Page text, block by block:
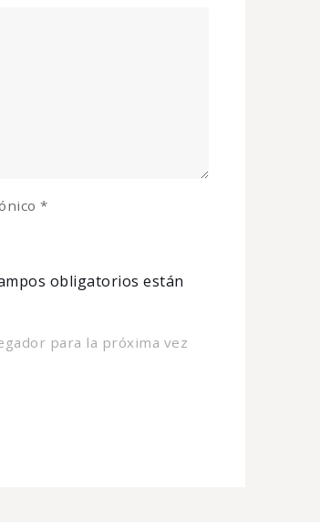
obligatorios están
*
para la próxima vez